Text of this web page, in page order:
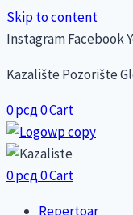
Skip to content
InstagramFacebook
Kazalište Pozorište
0рсд0Cart
0рсд0Cart
Repertoar